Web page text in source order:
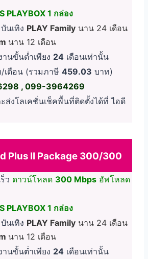
PLAYBOX 1 กล่อง
นเทิง PLAY Family นาน 24 เดือน
นาน 12 เดือน
นขั้นต่ำเพียง 24 เดือนเท่านั้น
เดือน (รวมภาษี 459.03 บาท)
, 099-3964269
ส่งโลเคชั่นเช็คพื้นที่ติดตั้งได้ที่ ไอดี
Plus II Package 300/300
ว ดาวน์โหลด 300 Mbps อัพโหลด
PLAYBOX 1 กล่อง
นเทิง PLAY Family นาน 24 เดือน
นาน 12 เดือน
นขั้นต่ำเพียง 24 เดือนเท่านั้น